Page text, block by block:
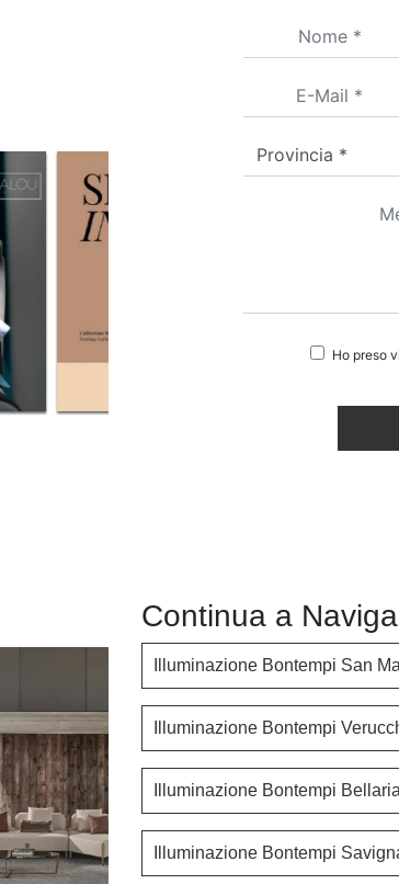
Ho preso
Continua a
Illuminazione Bontempi San
Illuminazione Bontempi
Illuminazione Bontempi
Illuminazione Bontempi